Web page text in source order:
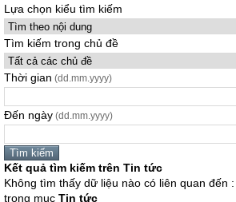
Lựa chọn kiểu tìm kiếm
Tìm kiếm trong chủ đề
Thời gian (dd.mm.yyyy)
Đến ngày (dd.mm.yyyy)
Kết quả tìm kiếm trên Tin tức
Không tìm thấy dữ liệu nào có liên quan đến
trong mục Tin tức